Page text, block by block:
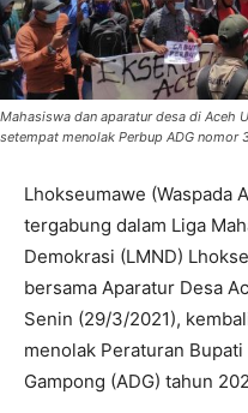
Mahasiswa dan aparatur desa di Aceh
setempat menolak Perbup ADG nomor
Lhokseumawe (Waspada
tergabung dalam Liga
Demokrasi (LMND)
bersama Aparatur Desa
Senin (29/3/2021),
menolak Peraturan
Gampong (ADG) tahun